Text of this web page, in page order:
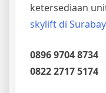
ketersediaan
skylift di
0896 9704 8734
0822 2717 5174